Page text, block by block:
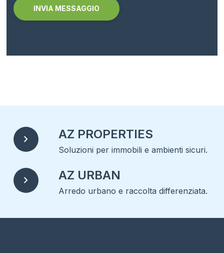
chevron_right AZ PROPERTIES
Soluzioni per immobili e ambienti sicuri.
chevron_right AZ URBAN
Arredo urbano e raccolta differenziata.